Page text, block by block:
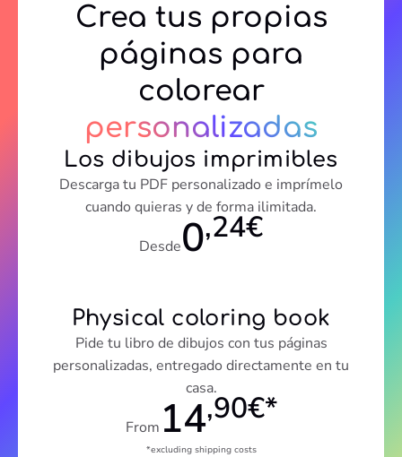
Crea tus propias
páginas para
colorear
personalizadas
Los dibujos imprimibles
Descarga tu PDF personalizado e imprímelo
cuando quieras y de forma ilimitada.
Desde0,24€
Physical coloring book
Pide tu libro de dibujos con tus páginas
personalizadas, entregado directamente en tu
casa.
From 14,90€*
*excluding shipping costs